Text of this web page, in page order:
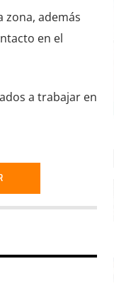
zona, además
en el
a trabajar en